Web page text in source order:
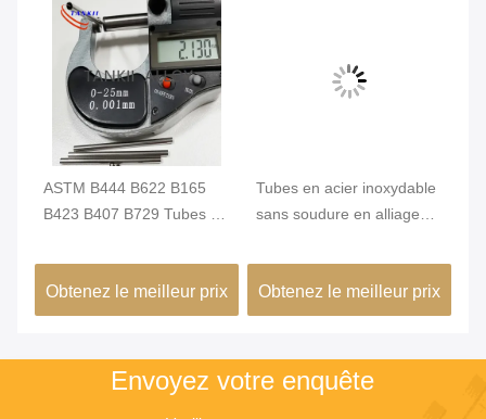
ASTM B444 B622 B165
B423 B407 B729 Tubes en
soudure en acier laminé à
froid
Obtenez le meilleur prix
Tubes en acier inoxydable
sans soudure en alliage
Obtenez le meilleur prix
Envoyez votre enquête